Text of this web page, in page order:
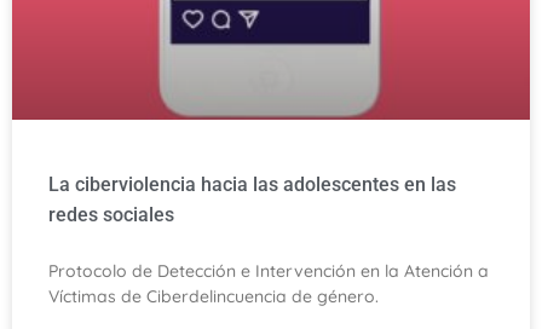
La ciberviolencia hacia las adolescentes en las
redes sociales
Protocolo de Detección e Intervención en la Atención a
Víctimas de Ciberdelincuencia de género.